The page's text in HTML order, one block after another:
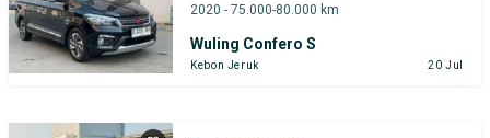
2020 - 75.000-80.000 km
Wuling Confero S
Kebon Jeruk 20 Jul